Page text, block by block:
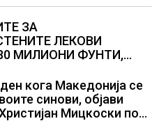
ЗА
ЛЕКОВИ
МИЛИОНИ ФУНТИ,
што навистина им се
кога Македонија се
синови, објави
Мицкоски по